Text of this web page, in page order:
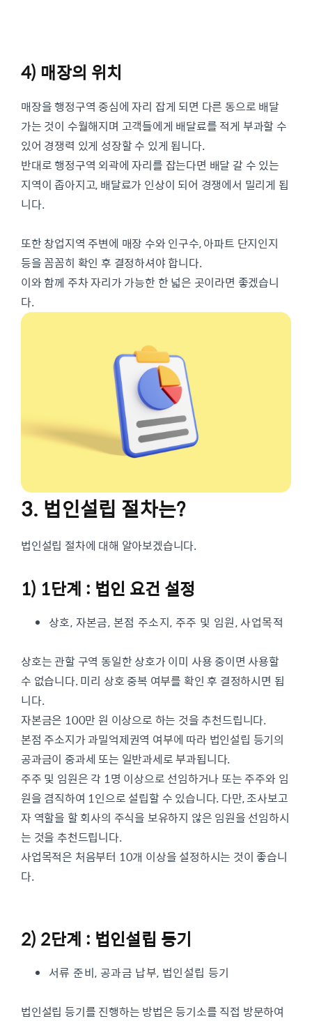
4) 매장의 위치
매장을 행정구역 중심에 자리 잡게 되면 다른 동으로 배달
가는 것이 수월해지며 고객들에게 배달료를 적게 부과할 수
있어 경쟁력 있게 성장할 수 있게 됩니다.
반대로 행정구역 외곽에 자리를 잡는다면 배달 갈 수 있는
지역이 좁아지고, 배달료가 인상이 되어 경쟁에서 밀리게 됩
니다.
또한 창업지역 주변에 매장 수와 인구수, 아파트 단지인지
등을 꼼꼼히 확인 후 결정하셔야 합니다.
이와 함께 주차 자리가 가능한 한 넓은 곳이라면 좋겠습니
다.
3. 법인설립 절차는?
법인설립 절차에 대해 알아보겠습니다.
1) 1단계 : 법인 요건 설정
상호, 자본금, 본점 주소지, 주주 및 임원, 사업목적
상호는 관할 구역 동일한 상호가 이미 사용 중이면 사용할
수 없습니다. 미리 상호 중복 여부를 확인 후 결정하시면 됩
니다.
자본금은 100만 원 이상으로 하는 것을 추천드립니다.
본점 주소지가 과밀억제권역 여부에 따라 법인설립 등기의
공과금이 중과세 또는 일반과세로 부과됩니다.
주주 및 임원은 각 1명 이상으로 선임하거나 또는 주주와 임
원을 겸직하여 1인으로 설립할 수 있습니다. 다만, 조사보고
자 역할을 할 회사의 주식을 보유하지 않은 임원을 선임하시
는 것을 추천드립니다.
사업목적은 처음부터 10개 이상을 설정하시는 것이 좋습니
다.
2) 2단계 : 법인설립 등기
서류 준비, 공과금 납부, 법인설립 등기
법인설립 등기를 진행하는 방법은 등기소를 직접 방문하여